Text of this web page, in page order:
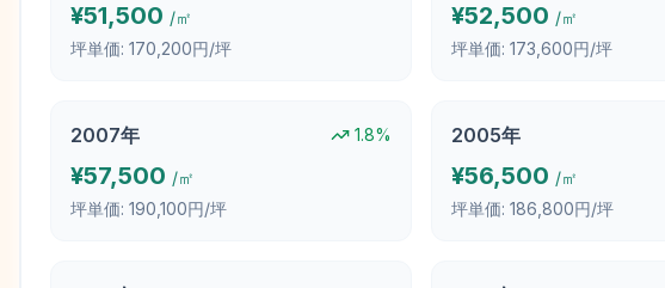
¥51,500 /㎡
坪単価: 170,200円/坪
¥52,500 /㎡
坪単価: 173,600円/坪
2007年 1.8%
¥57,500 /㎡
坪単価: 190,100円/坪
2005年
¥56,500 /㎡
坪単価: 186,800円/坪